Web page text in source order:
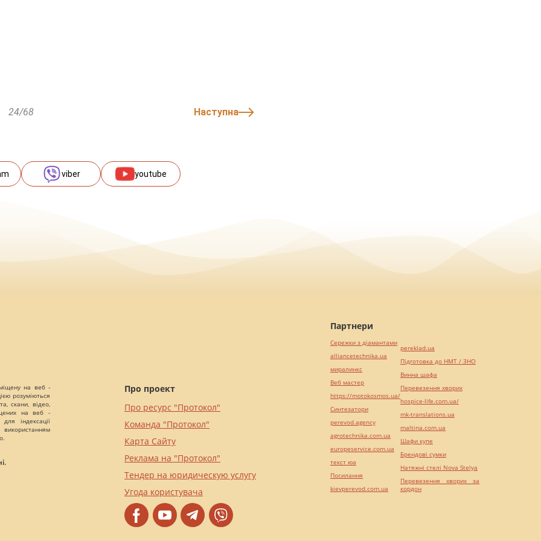
24/68 Наступна
viber youtube
на веб -
розуміються
скани, відео,
на веб -
індексації
Про проект
Про ресурс "Протокол"
Команда "Протокол"
Карта Сайту
Реклама на "Протокол"
Тендер на юридическую услугу
Угода користувача
Партнери
Сережки з діамантами
alliancetechnika.ua
миралинкс
Веб мастер
https://motokosmos.ua/
Синтезатори
perevod.agency
agrotechnika.com.ua
europeservice.com.ua
текст юа
Посилання
kievperevod.com.ua
pereklad.ua
Підготовка до НМТ / ЗНО
Винна шафа
Перевезення хворих
hospice-life.com.ua/
mk-translations.ua
maltina.com.ua
Шафи купе
Брендові сумки
Натяжні стелі Nova Stelya
Перевезення хворих за
кордон